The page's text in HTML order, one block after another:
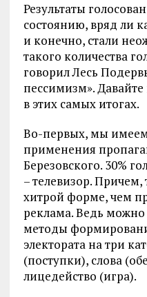
Результаты
состоянию, вряд ли
и конечно, стали
такого количества
говорил Лесь
пессимизм». Давайте
в этих самых итогах.
Во-первых, мы имеем
применения
Березовского. 30%
– телевизор. Причем,
хитрой форме, чем
реклама. Ведь можно
методы
электората на три
(поступки), слова
лицедейство (игра).